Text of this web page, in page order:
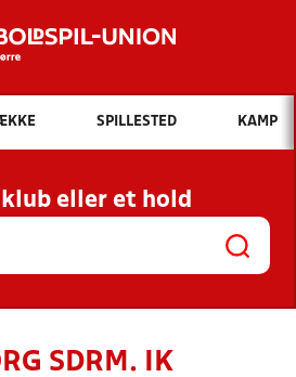
Hvad vil du søge efter?
INDHOLD OG NYHEDER
KLUBBER OG
HOLD
SPILLESTED KAMP
klub eller et hold
SDRM. IK